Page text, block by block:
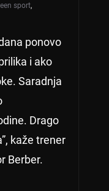
sport,
ponovo
i ako
Saradnja
Drago
kaže trener
Berber.